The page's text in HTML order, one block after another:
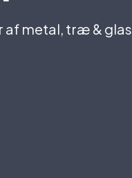
metal, træ & glas